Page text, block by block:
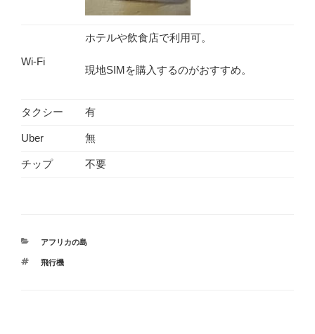
Wi-Fi
ホテルや飲食店で利用可。
現地SIMを購入するのがおすすめ。
タクシー 有
Uber 無
チップ 不要
CATEGORIES
アフリカの島
TAGS
飛行機